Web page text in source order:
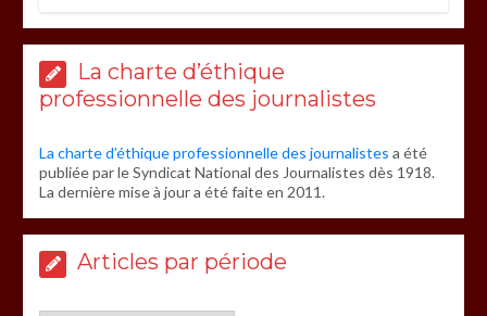
La charte d’éthique
professionnelle des journalistes
La charte d’éthique professionnelle des journalistes a été
publiée par le Syndicat National des Journalistes dès 1918.
La dernière mise à jour a été faite en 2011.
Articles par période